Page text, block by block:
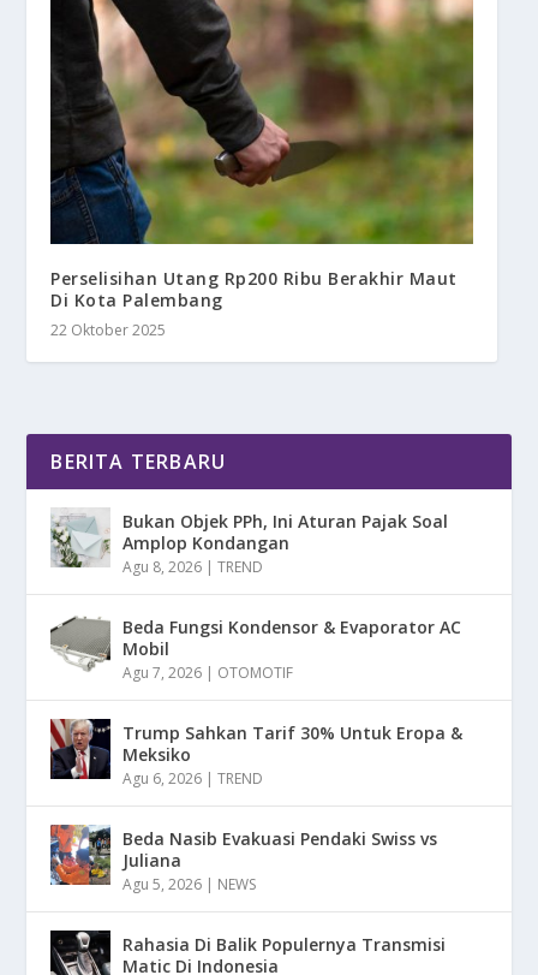
Perselisihan Utang Rp200 Ribu Berakhir Maut
Di Kota Palembang
22 Oktober 2025
BERITA TERBARU
Bukan Objek PPh, Ini Aturan Pajak Soal
Amplop Kondangan
Agu 8, 2026 |TREND
Beda Fungsi Kondensor & Evaporator AC
Mobil
Agu 7, 2026 | OTOMOTIF
Trump Sahkan Tarif 30% Untuk Eropa &
Meksiko
Agu 6, 2026 |TREND
Beda Nasib Evakuasi Pendaki Swiss vs
Juliana
Agu 5, 2026 | NEWS
Rahasia Di Balik Populernya Transmisi
Matic Di Indonesia